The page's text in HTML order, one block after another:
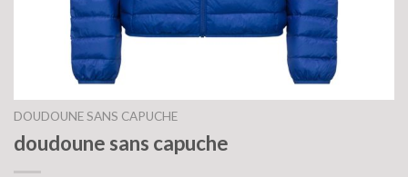
DOUDOUNE SANS CAPUCHE
doudoune sans capuche